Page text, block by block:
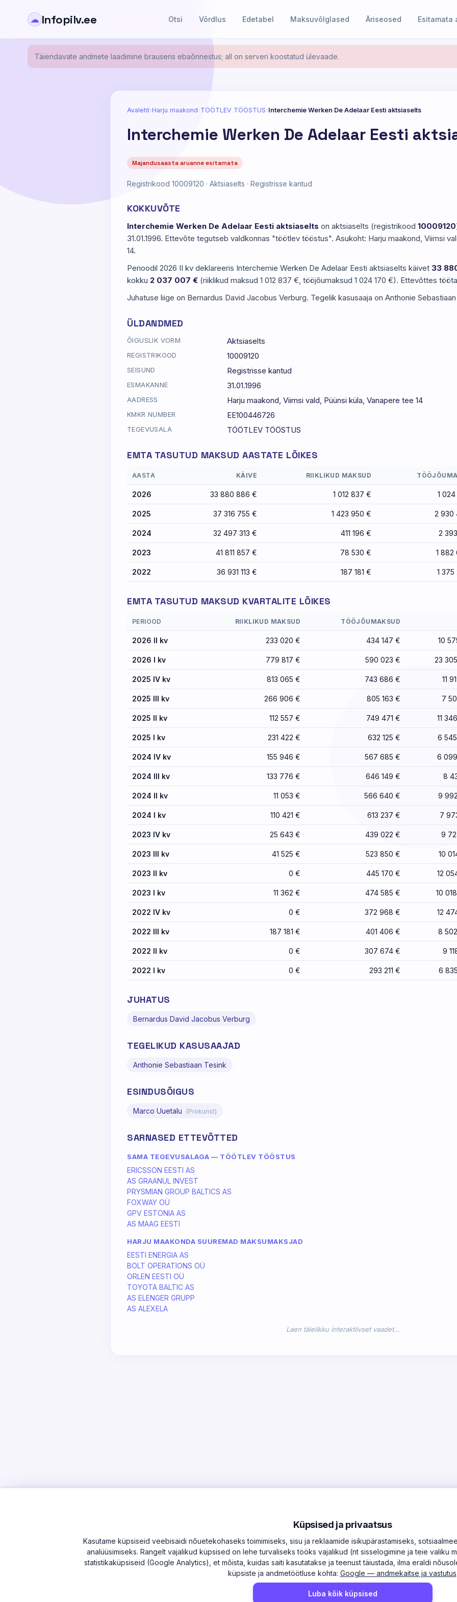
☁ Infopilv.ee Otsi Võrdlus Edetabel Maksuvõlglased Äriseosed Esitamata
Täiendavate andmete laadimine brauseris ebaõnnestus; all on serveri koostatud ülevaade.
Avaleht›Harju maakond›TÖÖTLEV TÖÖSTUS›Interchemie Werken De Adelaar Eesti aktsiaselts
Interchemie Werken De Adelaar Eesti
Majandusaasta aruanne esitamata
Registrikood 10009120 · Aktsiaselts · Registrisse kantud
KOKKUVÕTE
Interchemie Werken De Adelaar Eesti aktsiaselts on aktsiaselts (registrikood 10009120
31.01.1996. Ettevõte tegutseb valdkonnas "töötlev tööstus". Asukoht: Harju maakond, Viimsi
14.
Perioodil 2026 II kv deklareeris Interchemie Werken De Adelaar Eesti aktsiaselts käivet 33
kokku 2 037 007 € (riiklikud maksud 1 012 837 €, tööjõumaksud 1 024 170 €). Ettevõttes
Juhatuse liige on Bernardus David Jacobus Verburg. Tegelik kasusaaja on Anthonie
ÜLDANDMED
ÕIGUSLIK VORM Aktsiaselts
REGISTRIKOOD 10009120
SEISUND Registrisse kantud
ESMAKANNE 31.01.1996
AADRESS Harju maakond, Viimsi vald, Püünsi küla, Vanapere tee 14
KMKR NUMBER EE100446726
TEGEVUSALA TÖÖTLEV TÖÖSTUS
EMTA TASUTUD MAKSUD AASTATE LÕIKES
AASTA KÄIVE RIIKLIKUD MAKSUD
2026 33 880 886 € 1 012 837 € 1
2025 37 316 755 € 1 423 950 € 2 930
2024 32 497 313 € 411 196 € 2
2023 41 811 857 € 78 530 € 1 882
2022 36 931 113 € 187 181 € 1
EMTA TASUTUD MAKSUD KVARTALITE LÕIKES
PERIOOD RIIKLIKUD MAKSUD TÖÖJÕUMAKSUD
2026 II kv 233 020 € 434 147 € 10
2026 I kv 779 817 € 590 023 € 23
2025 IV kv 813 065 € 743 686 € 11
2025 III kv 266 906 € 805 163 € 7
2025 II kv 112 557 € 749 471 € 11
2025 I kv 231 422 € 632 125 € 6
2024 IV kv 155 946 € 567 685 € 6
2024 III kv 133 776 € 646 149 € 8
2024 II kv 11 053 € 566 640 € 9
2024 I kv 110 421 € 613 237 € 7
2023 IV kv 25 643 € 439 022 € 9
2023 III kv 41 525 € 523 850 € 10
2023 II kv 0 € 445 170 € 12
2023 I kv 11 362 € 474 585 € 10
2022 IV kv 0 € 372 968 € 12
2022 III kv 187 181 € 401 406 € 8
2022 II kv 0 € 307 674 € 9
2022 I kv 0 € 293 211 € 6
JUHATUS
Bernardus David Jacobus Verburg
TEGELIKUD KASUSAAJAD
Anthonie Sebastiaan Tesink
ESINDUSÕIGUS
Marco Uuetalu (Prokurist)
SARNASED ETTEVÕTTED
SAMA TEGEVUSALAGA — TÖÖTLEV TÖÖSTUS
ERICSSON EESTI AS
AS GRAANUL INVEST
PRYSMIAN GROUP BALTICS AS
FOXWAY OÜ
GPV ESTONIA AS
AS MAAG EESTI
HARJU MAAKONDA SUUREMAD MAKSUMAKSJAD
EESTI ENERGIA AS
BOLT OPERATIONS OÜ
ORLEN EESTI OÜ
TOYOTA BALTIC AS
AS ELENGER GRUPP
AS ALEXELA
Laen täielikku interaktiivset vaadet…
Küpsised ja privaatsus
Kasutame küpsiseid veebisaidi nõuetekohaseks toimimiseks, sisu ja reklaamide isikupärastamiseks,
analüüsimiseks. Rangelt vajalikud küpsised on lehe turvaliseks tööks vajalikud (nt sisselogimine ja teie valiku
statistikaküpsiseid (Google Analytics), et mõista, kuidas saiti kasutatakse ja teenust täiustada, ilma eraldi
küpsiste ja andmetöötluse kohta: Google — andmekaitse ja vastutus
Luba kõik küpsised